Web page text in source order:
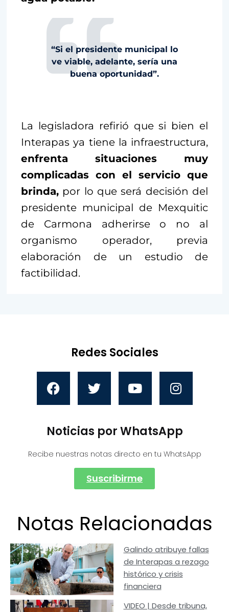
“Si el presidente municipal lo
ve viable, adelante, sería una
buena oportunidad”.
La legisladora refirió que si bien el
Interapas ya tiene la infraestructura,
enfrenta situaciones muy
complicadas con el servicio que
brinda, por lo que será decisión del
presidente municipal de Mexquitic
de Carmona adherirse o no al
organismo operador, previa
elaboración de un estudio de
factibilidad.
Redes Sociales
Noticias por WhatsApp
Recibe nuestras notas directo en tu WhatsApp
Suscribirme
Notas Relacionadas
Galindo atribuye fallas
de Interapas a rezago
histórico y crisis
financiera
VIDEO | Desde tribuna,